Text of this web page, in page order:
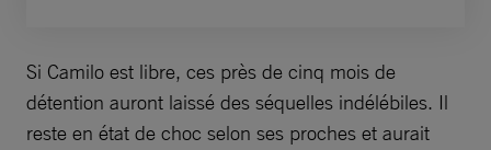
Si Camilo est libre, ces près de cinq mois de
détention auront laissé des séquelles indélébiles. Il
reste en état de choc selon ses proches et aurait